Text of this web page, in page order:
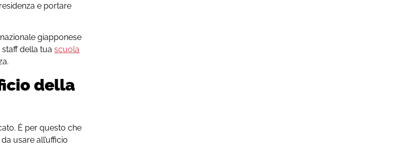
e portare
giapponese
staff della tuascuola
della
È per questo che
usare all’ufficio